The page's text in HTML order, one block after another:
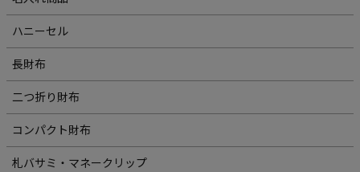
ハニーセル
長財布
二つ折り財布
コンパクト財布
札バサミ・マネークリップ